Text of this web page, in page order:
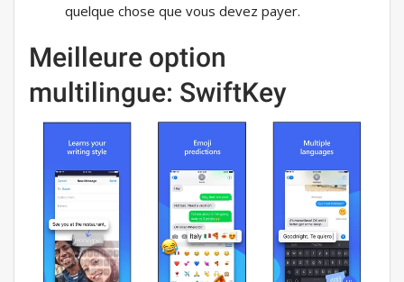
quelque chose que vous devez payer.
Meilleure option
multilingue: SwiftKey